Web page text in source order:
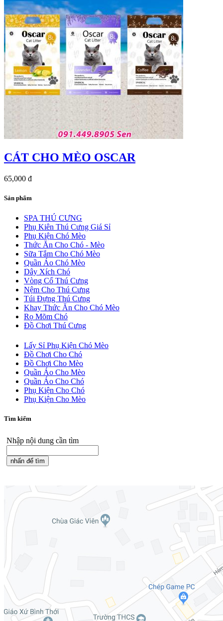
CÁT CHO MÈO OSCAR
65,000 đ
Sản phẩm
SPA THÚ CƯNG
Phụ Kiên Thú Cưng Giá Sỉ
Phụ Kiện Chó Mèo
Thức Ăn Cho Chó - Mèo
Sữa Tắm Cho Chó Mèo
Quần Áo Chó Mèo
Dây Xích Chó
Vòng Cổ Thú Cưng
Nệm Cho Thú Cưng
Túi Đựng Thú Cưng
Khay Thức Ăn Cho Chó Mèo
Rọ Mõm Chó
Đồ Chơi Thú Cưng
Lấy Sỉ Phụ Kiện Chó Mèo
Đồ Chơi Cho Chó
Đồ Chơi Cho Mèo
Quần Áo Cho Mèo
Quần Áo Cho Chó
Phụ Kiện Cho Chó
Phụ Kiện Cho Mèo
Tìm kiếm
Nhập nội dung cần tìm